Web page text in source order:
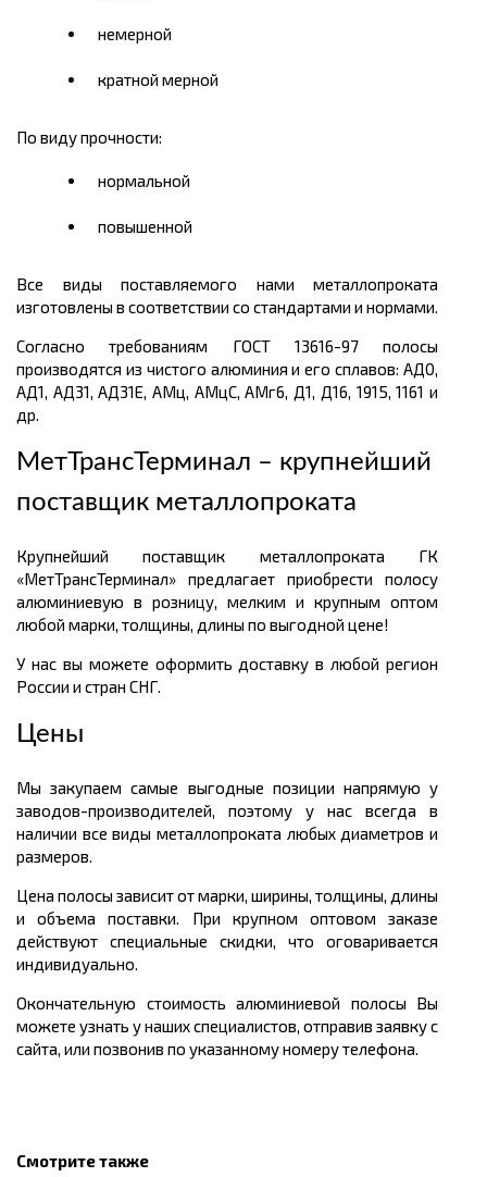
немерной
кратной мерной
По виду прочности:
нормальной
повышенной
Все виды поставляемого нами металлопроката
изготовлены в соответствии со стандартами и нормами.
Согласно требованиям ГОСТ 13616-97 полосы
производятся из чистого алюминия и его сплавов: АД0,
АД1, АД31, АД31Е, АМц, АМцС, АМг6, Д1, Д16, 1915, 1161 и
др.
МетТрансТерминал – крупнейший
поставщик металлопроката
Крупнейший поставщик металлопроката ГК
«МетТрансТерминал» предлагает приобрести полосу
алюминиевую в розницу, мелким и крупным оптом
любой марки, толщины, длины по выгодной цене!
У нас вы можете оформить доставку в любой регион
России и стран СНГ.
Цены
Мы закупаем самые выгодные позиции напрямую у
заводов-производителей, поэтому у нас всегда в
наличии все виды металлопроката любых диаметров и
размеров.
Цена полосы зависит от марки, ширины, толщины, длины
и объема поставки. При крупном оптовом заказе
действуют специальные скидки, что оговаривается
индивидуально.
Окончательную стоимость алюминиевой полосы Вы
можете узнать у наших специалистов, отправив заявку с
сайта, или позвонив по указанному номеру телефона.
Смотрите также